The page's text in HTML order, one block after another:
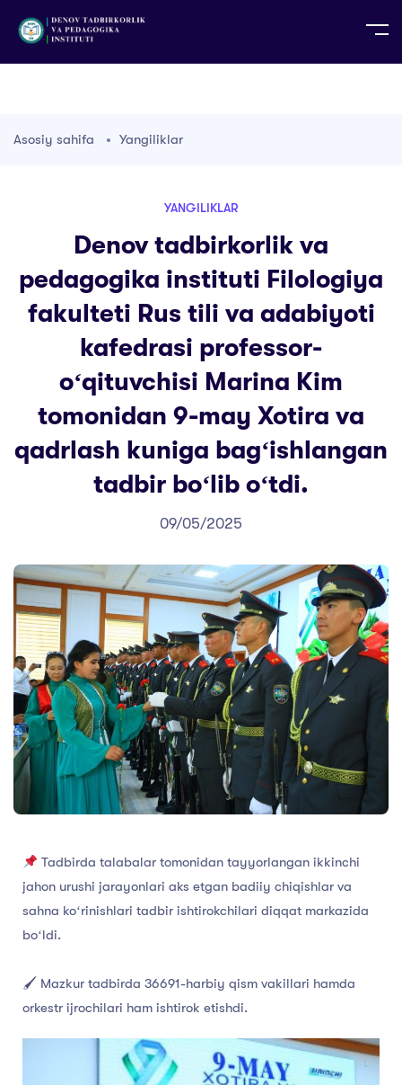
TG TR
Asosiy sahifa Yangiliklar
YANGILIKLAR
Denov tadbirkorlik va
pedagogika instituti Filologiya
fakulteti Rus tili va adabiyoti
kafedrasi professor-
oʻqituvchisi Marina Kim
tomonidan 9-may Xotira va
qadrlash kuniga bagʻishlangan
tadbir boʻlib oʻtdi.
09/05/2025
Tadbirda talabalar tomonidan tayyorlangan ikkinchi
jahon urushi jarayonlari aks etgan badiiy chiqishlar va
sahna koʻrinishlari tadbir ishtirokchilari diqqat markazida
boʻldi.
🖌 Mazkur tadbirda 36691-harbiy qism vakillari hamda
orkestr ijrochilari ham ishtirok etishdi.